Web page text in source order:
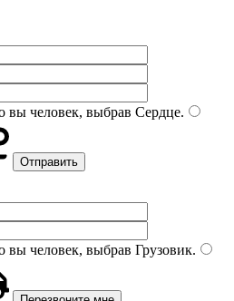
вы человек, выбрав Сердце.
вы человек, выбрав Грузовик.